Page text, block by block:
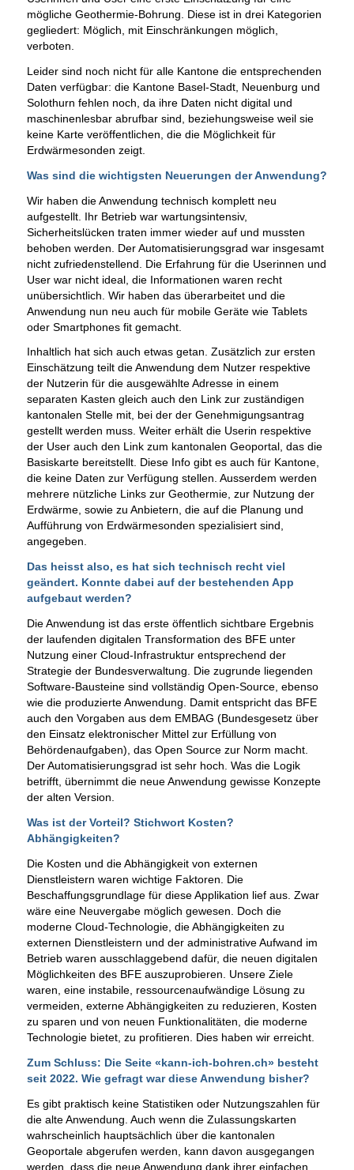
mögliche Geothermie-Bohrung. Diese ist in drei Kategorien
gegliedert: Möglich, mit Einschränkungen möglich,
verboten.
Leider sind noch nicht für alle Kantone die entsprechenden
Daten verfügbar: die Kantone Basel-Stadt, Neuenburg und
Solothurn fehlen noch, da ihre Daten nicht digital und
maschinenlesbar abrufbar sind, beziehungsweise weil sie
keine Karte veröffentlichen, die die Möglichkeit für
Erdwärmesonden zeigt.
Was sind die wichtigsten Neuerungen der Anwendung?
Wir haben die Anwendung technisch komplett neu
aufgestellt. Ihr Betrieb war wartungsintensiv,
Sicherheitslücken traten immer wieder auf und mussten
behoben werden. Der Automatisierungsgrad war insgesamt
nicht zufriedenstellend. Die Erfahrung für die Userinnen und
User war nicht ideal, die Informationen waren recht
unübersichtlich. Wir haben das überarbeitet und die
Anwendung nun neu auch für mobile Geräte wie Tablets
oder Smartphones fit gemacht.
Inhaltlich hat sich auch etwas getan. Zusätzlich zur ersten
Einschätzung teilt die Anwendung dem Nutzer respektive
der Nutzerin für die ausgewählte Adresse in einem
separaten Kasten gleich auch den Link zur zuständigen
kantonalen Stelle mit, bei der der Genehmigungsantrag
gestellt werden muss. Weiter erhält die Userin respektive
der User auch den Link zum kantonalen Geoportal, das die
Basiskarte bereitstellt. Diese Info gibt es auch für Kantone,
die keine Daten zur Verfügung stellen. Ausserdem werden
mehrere nützliche Links zur Geothermie, zur Nutzung der
Erdwärme, sowie zu Anbietern, die auf die Planung und
Aufführung von Erdwärmesonden spezialisiert sind,
angegeben.
Das heisst also, es hat sich technisch recht viel
geändert. Konnte dabei auf der bestehenden App
aufgebaut werden?
Die Anwendung ist das erste öffentlich sichtbare Ergebnis
der laufenden digitalen Transformation des BFE unter
Nutzung einer Cloud-Infrastruktur entsprechend der
Strategie der Bundesverwaltung. Die zugrunde liegenden
Software-Bausteine sind vollständig Open-Source, ebenso
wie die produzierte Anwendung. Damit entspricht das BFE
auch den Vorgaben aus dem EMBAG (Bundesgesetz über
den Einsatz elektronischer Mittel zur Erfüllung von
Behördenaufgaben), das Open Source zur Norm macht.
Der Automatisierungsgrad ist sehr hoch. Was die Logik
betrifft, übernimmt die neue Anwendung gewisse Konzepte
der alten Version.
Was ist der Vorteil? Stichwort Kosten?
Abhängigkeiten?
Die Kosten und die Abhängigkeit von externen
Dienstleistern waren wichtige Faktoren. Die
Beschaffungsgrundlage für diese Applikation lief aus. Zwar
wäre eine Neuvergabe möglich gewesen. Doch die
moderne Cloud-Technologie, die Abhängigkeiten zu
externen Dienstleistern und der administrative Aufwand im
Betrieb waren ausschlaggebend dafür, die neuen digitalen
Möglichkeiten des BFE auszuprobieren. Unsere Ziele
waren, eine instabile, ressourcenaufwändige Lösung zu
vermeiden, externe Abhängigkeiten zu reduzieren, Kosten
zu sparen und von neuen Funktionalitäten, die moderne
Technologie bietet, zu profitieren. Dies haben wir erreicht.
Zum Schluss: Die Seite «kann-ich-bohren.ch» besteht
seit 2022. Wie gefragt war diese Anwendung bisher?
Es gibt praktisch keine Statistiken oder Nutzungszahlen für
die alte Anwendung. Auch wenn die Zulassungskarten
wahrscheinlich hauptsächlich über die kantonalen
Geoportale abgerufen werden, kann davon ausgegangen
werden, dass die neue Anwendung dank ihrer einfachen